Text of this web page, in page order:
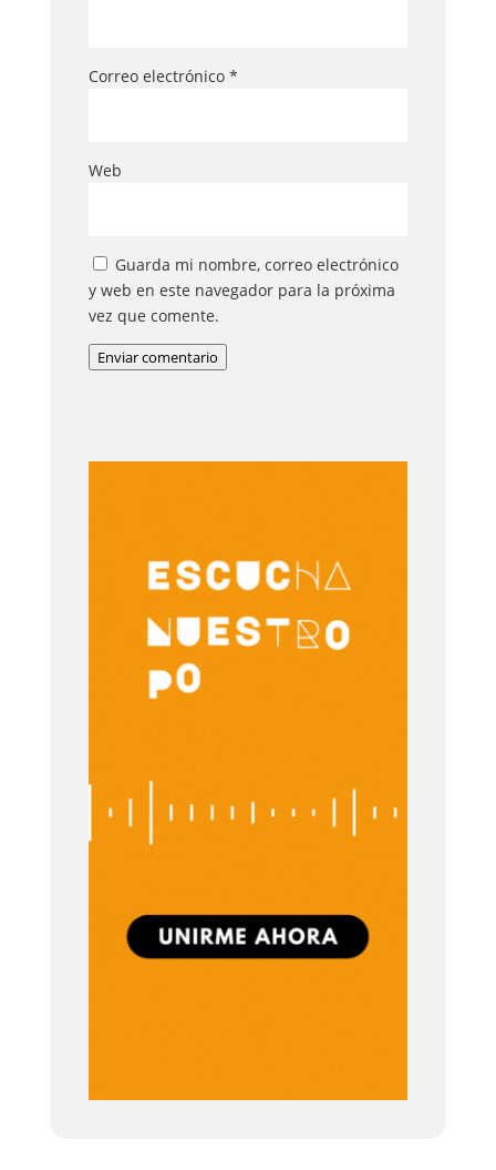
Correo electrónico *
Web
Guarda mi nombre, correo electrónico
y web en este navegador para la próxima
vez que comente.
Enviar comentario